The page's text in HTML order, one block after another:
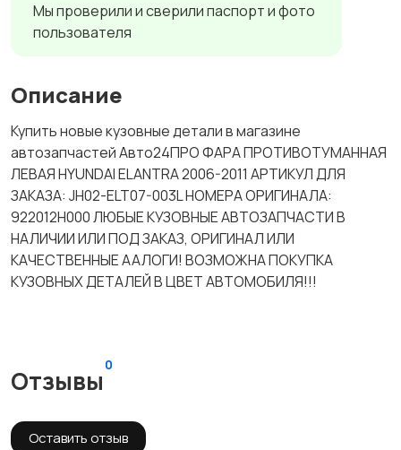
Мы проверили и сверили паспорт и фото
пользователя
Описание
Купить новые кузовные детали в магазине
автозапчастей Авто24ПРО ФАРА ПРОТИВОТУМАННАЯ
ЛЕВАЯ HYUNDAI ELANTRA 2006-2011 АРТИКУЛ ДЛЯ
ЗАКАЗА: JH02-ELT07-003L НОМЕРА ОРИГИНАЛА:
922012H000 ЛЮБЫЕ КУЗОВНЫЕ АВТОЗАПЧАСТИ В
НАЛИЧИИ ИЛИ ПОД ЗАКАЗ, ОРИГИНАЛ ИЛИ
КАЧЕСТВЕННЫЕ ААЛОГИ! ВОЗМОЖНА ПОКУПКА
КУЗОВНЫХ ДЕТАЛЕЙ В ЦВЕТ АВТОМОБИЛЯ!!!
Отзывы
0
Оставить отзыв